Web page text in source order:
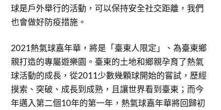
球是戶外舉行的活動，可以保持安全社交距離，我們
也會做好防疫措施。
2021熱氣球嘉年華，將是「臺東人限定」、為臺東鄉
親打造的專屬遊樂園。臺東的土地和鄉親孕育了熱氣
球活動的成長，從2011少數幾顆球開始的嘗試，歷經
摸索、突破、成長到成熟，且讓世界看到臺東；而今
年邁入第二個10年的第一年，熱氣球嘉年華將回歸初